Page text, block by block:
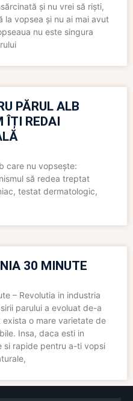
și nu vrei să riști,
la vopsea și nu ai mai avut
nu este singura
PĂRUL ALB
ÎȚI REDAI
care nu vopsește:
să redea treptat
testat dermatologic,
30 MINUTE
– Revolutia in industria
parului a evoluat de-a
o mare varietate de
Insa, daca esti in
si rapide pentru a-ti vopsi